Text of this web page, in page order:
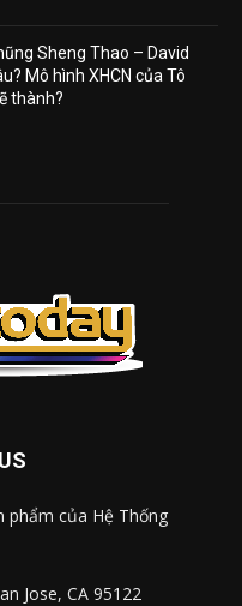
Sheng Thao – David
Mô hình XHCN của Tô
thành?
phẩm của Hệ Thống
Jose, CA 95122